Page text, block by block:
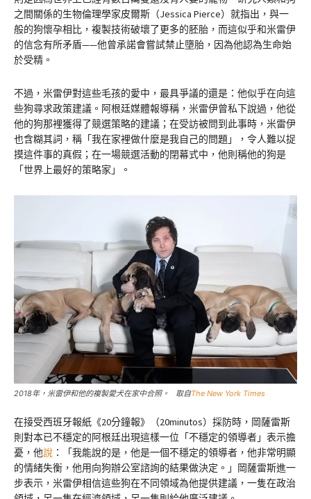
之間關係的生物倫理學家皮爾斯（Jessica Pierce）就指出，與一
般的狗懷孕相比，複製技術破壞了更多的胚胎，而這似乎和米雷伊
的信念有所矛盾——他曾承諾會嘗試禁止墮胎，因為他認為生命始
於受精。
不過，米雷伊對這些毛孩的愛中，最具爭議的還是：他似乎在向這
些狗尋求政策建議。阿根廷媒體報導稱，米雷伊曾私下說過，他從
他的狗那裡獲得了競選策略的建議；在受訪被問到此事時，米雷伊
也含糊其詞，稱「我在家裡做什麼是我自己的問題」，令人難以捉
摸這件事的真假；在一場競選活動的閉幕式中，他則稱他的狗是
「世界上最好的策略家」。
2018年，米雷伊和他的複製愛犬在家中合照。 取自The New York Times
在接受西班牙報紙《20分鐘報》（20minutos）採防時，岡薩雷斯
則對本已不穩定的阿根廷出現這樣一位「不穩定的領導者」表示擔
憂，他說 ：「我能說的是，他是一個不穩定的領導者，他非常明顯
的情緒失衡，他用向狗辦公室諮詢的結果做決定。」岡薩雷斯進一
步表示，米雷伊相信這些狗在不同領域為他提供建議，一隻在政治